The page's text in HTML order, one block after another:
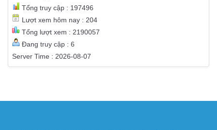
Tổng truy cập : 197496
Lượt xem hôm nay : 204
Tổng lượt xem : 2190057
Đang truy cập : 6
Server Time : 2026-08-07